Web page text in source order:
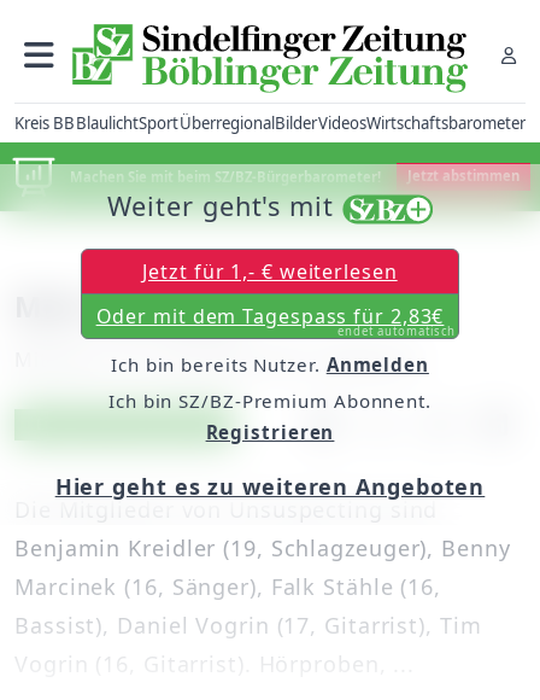
Kreis BBBlaulichtSportÜberregionalBilderVideosWirtschaftsbarometer
Machen Sie mit beim SZ/BZ-Bürgerbarometer! Jetzt abstimmen
Mehr zur Band
Mittwoch, 02. November 2011, 00:00 Uhr
Artikel vorlesen
Exklusiv für Abonnenten
Die Mitglieder von Unsuspecting sind
Benjamin Kreidler (19, Schlagzeuger), Benny
Marcinek (16, Sänger), Falk Stähle (16,
Bassist), Daniel Vogrin (17, Gitarrist), Tim
Vogrin (16, Gitarrist). Hörproben, ...
Weiter geht's mit
Jetzt für 1,- € weiterlesen
Oder mit dem Tagespass für 2,83€
endet automatisch
Ich bin bereits Nutzer. Anmelden
Ich bin SZ/BZ-Premium Abonnent.
Registrieren
Hier geht es zu weiteren Angeboten